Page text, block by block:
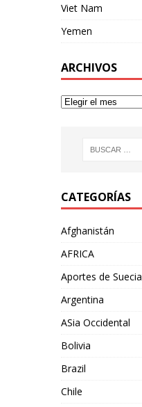
Viet Nam
Yemen
ARCHIVOS
CATEGORÍAS
Afghanistán
AFRICA
Aportes de Suecia
Argentina
ASia Occidental
Bolivia
Brazil
Chile